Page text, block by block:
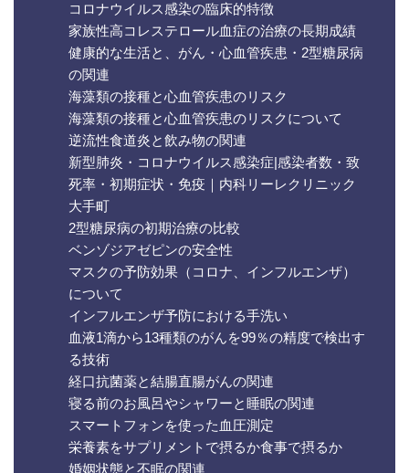
コロナウイルス感染の臨床的特徴
家族性高コレステロール血症の治療の長期成績
健康的な生活と、がん・心血管疾患・2型糖尿病
の関連
海藻類の接種と心血管疾患のリスク
海藻類の接種と心血管疾患のリスクについて
逆流性食道炎と飲み物の関連
新型肺炎・コロナウイルス感染症|感染者数・致
死率・初期症状・免疫｜内科リーレクリニック
大手町
2型糖尿病の初期治療の比較
ベンゾジアゼピンの安全性
マスクの予防効果（コロナ、インフルエンザ）
について
インフルエンザ予防における手洗い
血液1滴から13種類のがんを99％の精度で検出す
る技術
経口抗菌薬と結腸直腸がんの関連
寝る前のお風呂やシャワーと睡眠の関連
スマートフォンを使った血圧測定
栄養素をサプリメントで摂るか食事で摂るか
婚姻状態と不眠の関連